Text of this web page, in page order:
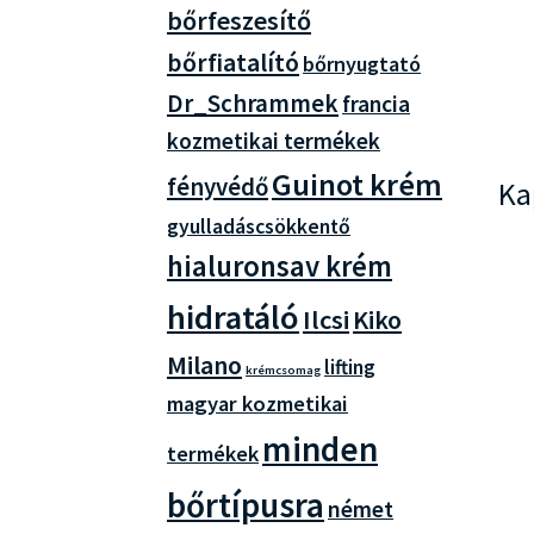
bőrfeszesítő
bőrfiatalító bőrnyugtató
Dr_Schrammekfrancia
kozmetikai termékek
fényvédőGuinot krém
gyulladáscsökkentő
hialuronsav krém
hidratáló Ilcsi Kiko
Milano krémcsomag lifting
magyar kozmetikai
termékek minden
bőrtípusra német